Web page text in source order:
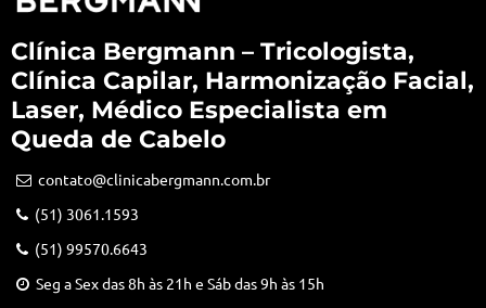
Clínica Bergmann – Tricologista,
Clínica Capilar, Harmonização Facial,
Laser, Médico Especialista em
Queda de Cabelo
contato@clinicabergmann.com.br
(51) 3061.1593
(51) 99570.6643
Seg a Sex das 8h às 21h e Sáb das 9h às 15h